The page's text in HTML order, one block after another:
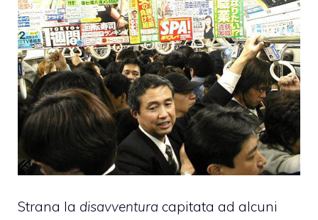
Strana la disavventura capitata ad alcuni